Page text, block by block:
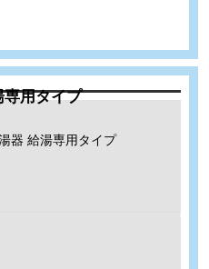
用タイプ